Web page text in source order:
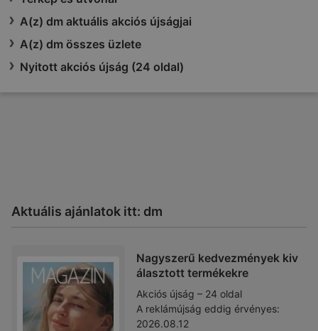
A(z) dm aktuális akciós újságjai
A(z) dm összes üzlete
Nyitott akciós újság (24 oldal)
Aktuális ajánlatok itt: dm
Nagyszerű kedvezmények kiv
álasztott termékekre
Akciós újság – 24 oldal
A reklámújság eddig érvényes:
2026.08.12